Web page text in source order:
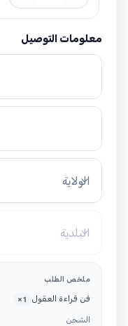
معلومات التوصيل
الولاية
البلدية
ملخص الطلب
فن قراءة العقول ×1
الشحن